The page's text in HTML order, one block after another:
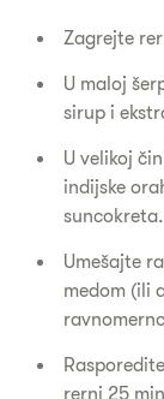
Zagrejte
U maloj
sirup i
U velikoj
indijske
suncokreta.
Umešajte
medom (ili
rerni 25